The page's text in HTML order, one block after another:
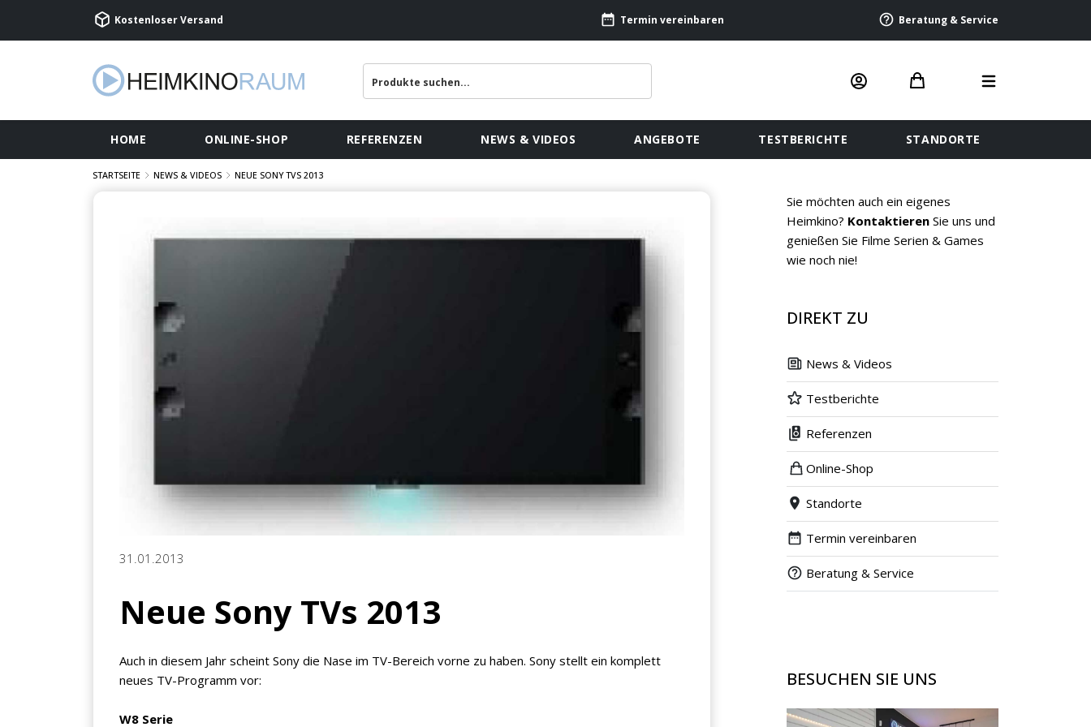
Kostenloser Versand Termin vereinbaren Beratung & Service
HOME ONLINE-SHOP REFERENZEN NEWS & VIDEOS ANGEBOTE TESTBERICHTE STANDORTE
STARTSEITE NEWS & VIDEOS NEUE SONY TVS 2013
31.01.2013
Neue Sony TVs 2013
Auch in diesem Jahr scheint Sony die Nase im TV-Bereich vorne zu haben. Sony stellt ein komplett
neues TV-Programm vor:
W8 Serie
Sie möchten auch ein eigenes
Heimkino? Kontaktieren Sie uns und
genießen Sie Filme Serien & Games
wie noch nie!
DIREKT ZU
News & Videos
Testberichte
Referenzen
Online-Shop
Standorte
Termin vereinbaren
Beratung & Service
BESUCHEN SIE UNS